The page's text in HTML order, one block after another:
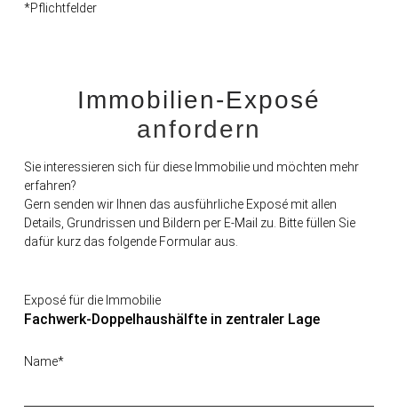
*Pflichtfelder
Immobilien-Exposé
anfordern
Sie interessieren sich für diese Immobilie und möchten mehr
erfahren?
Gern senden wir Ihnen das ausführliche Exposé mit allen
Details, Grundrissen und Bildern per E-Mail zu. Bitte füllen Sie
dafür kurz das folgende Formular aus.
Exposé für die Immobilie
Fachwerk-Doppelhaushälfte in zentraler Lage
Name*